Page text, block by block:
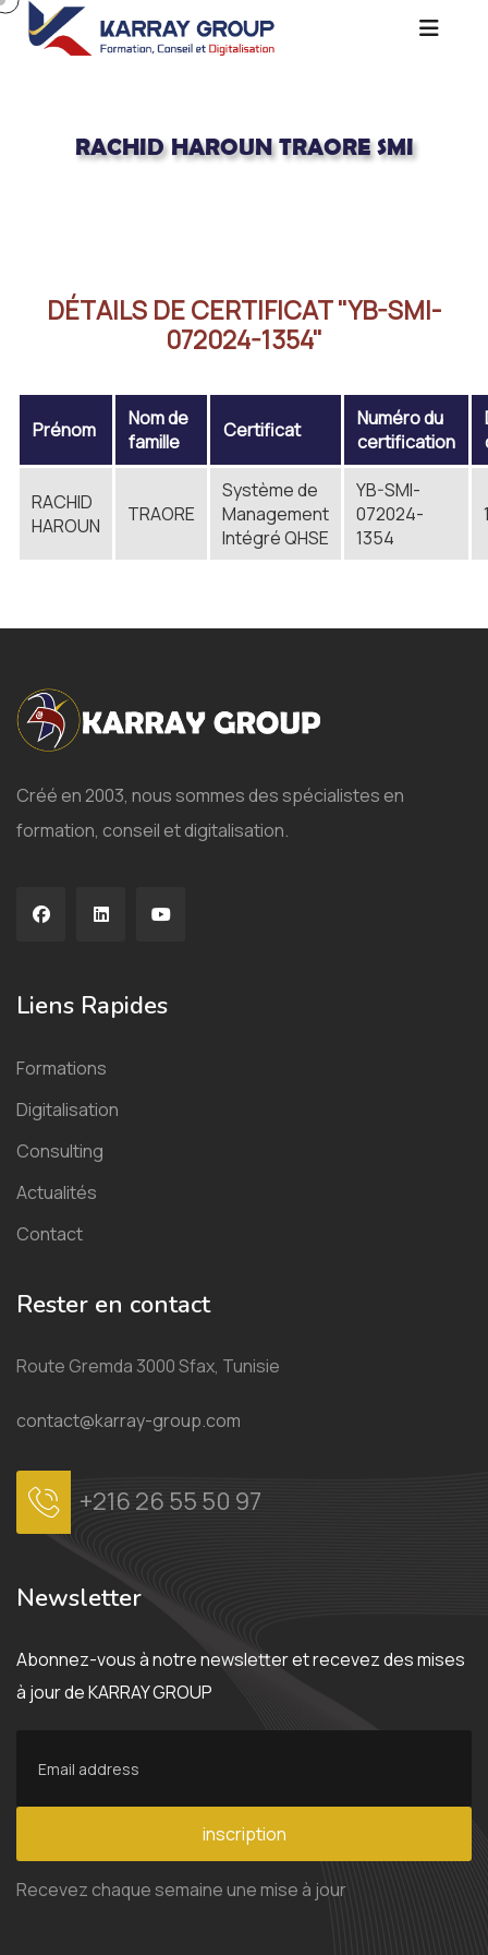
RACHID HAROUN TRAORE SMI
DÉTAILS DE CERTIFICAT "YB-SMI-
072024-1354"
Prénom
Nom de
famille
Certificat
Numéro du
certification
RACHID
HAROUN
TRAORE
Système de
Management
Intégré QHSE
YB-SMI-
072024-
1354
Créé en 2003, nous sommes des spécialistes en
formation, conseil et digitalisation.
Liens Rapides
Formations
Digitalisation
Consulting
Actualités
Contact
Rester en contact
Route Gremda 3000 Sfax, Tunisie
contact@karray-group.com
+216 26 55 50 97
Newsletter
Abonnez-vous à notre newsletter et recevez des mises
à jour de KARRAY GROUP
inscription
Recevez chaque semaine une mise à jour